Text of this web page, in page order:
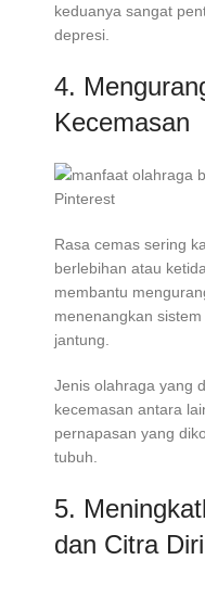
keduanya sangat
depresi.
4.
Kecemasan
Pinterest
Rasa cemas sering
berlebihan atau
membantu
menenangkan
jantung.
Jenis olahraga yang
kecemasan antara
pernapasan yang
tubuh.
5.
dan Citra Diri